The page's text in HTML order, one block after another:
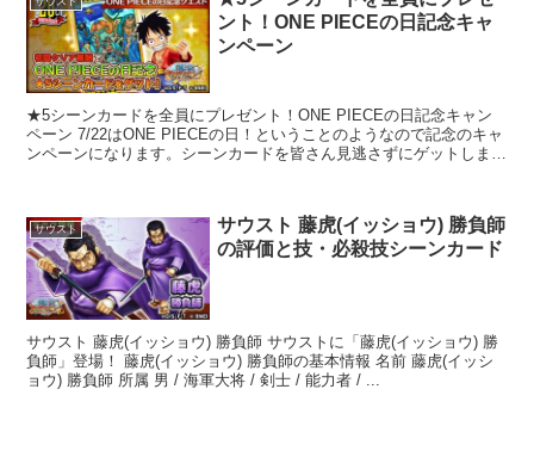
ント！ONE PIECEの日記念キャ
ンペーン
★5シーンカードを全員にプレゼント！ONE PIECEの日記念キャン
ペーン 7/22はONE PIECEの日！ということのようなので記念のキャ
ンペーンになります。シーンカードを皆さん見逃さずにゲットしまし
サウスト
サウスト 藤虎(イッショウ) 勝負師
の評価と技・必殺技シーンカード
サウスト 藤虎(イッショウ) 勝負師 サウストに「藤虎(イッショウ) 勝
負師」登場！ 藤虎(イッショウ) 勝負師の基本情報 名前 藤虎(イッシ
ョウ) 勝負師 所属 男 / 海軍大将 / 剣士 / 能力者 / ...